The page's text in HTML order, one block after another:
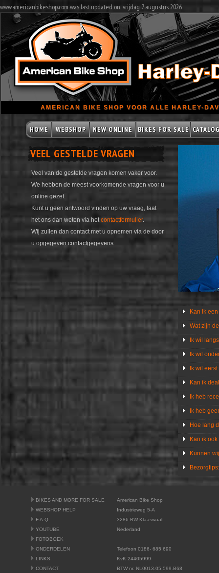
www.americanbikeshop.com was last updated on: vrijdag 7 augustus 2026
AMERICAN BIKE SHOP VOOR ALLE HARLEY-
HOME WEBSHOP NEW ONLINE BIKES FOR SALE
VEEL GESTELDE VRAGEN
Veel van de gestelde vragen komen vaker voor.
We hebben de meest voorkomende vragen voor u
online gezet.
Kunt u geen antwoord vinden op uw vraag, laat
het ons dan weten via hetcontactformulier.
Wij zullen dan contact met u opnemen via de door
u opgegeven contactgegevens.
Kan ik
Wat zijn
Ik wil
Ik wil
Ik wil
Kan ik
Ik heb
Ik heb
Hoe lang
Kan ik
Kunnen
Bezorgtips:
BIKES AND MORE FOR SALE
WEBSHOP HELP
F.A.Q.
YOUTUBE
FOTOBOEK
ONDERDELEN
LINKS
CONTACT
American Bike Shop
Industrieweg 5-A
3286 BW Klaaswaal
Nederland
Telefoon 0186- 685 690
KvK 24405999
BTW nr. NL0013.05.599.B68